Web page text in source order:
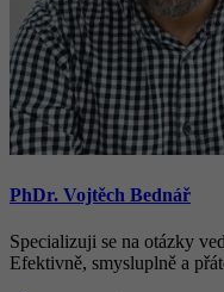
PhDr. Vojtěch Bednář
Specializuji se na otázky
Efektivně, smysluplně a